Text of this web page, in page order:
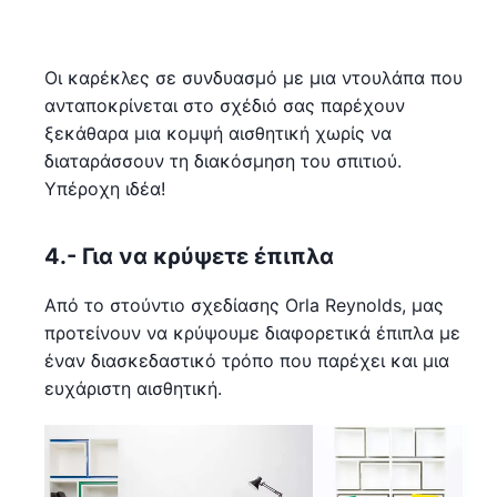
Οι καρέκλες σε συνδυασμό με μια ντουλάπα που
ανταποκρίνεται στο σχέδιό σας παρέχουν
ξεκάθαρα μια κομψή αισθητική χωρίς να
διαταράσσουν τη διακόσμηση του σπιτιού.
Υπέροχη ιδέα!
4.- Για να κρύψετε έπιπλα
Από το στούντιο σχεδίασης Orla Reynolds, μας
προτείνουν να κρύψουμε διαφορετικά έπιπλα με
έναν διασκεδαστικό τρόπο που παρέχει και μια
ευχάριστη αισθητική.